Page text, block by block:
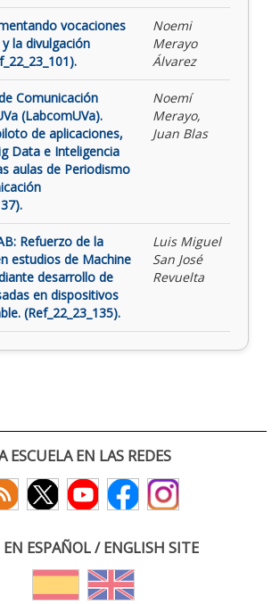
vocaciones
la divulgación
Noemi
Merayo
Álvarez
Comunicación
(LabcomUVa).
de aplicaciones,
Data e Inteligencia
aulas de Periodismo
Noemí
Merayo,
Juan Blas
Refuerzo de la
estudios de Machine
desarrollo de
en dispositivos
(Ref_22_23_135).
Luis Miguel
San José
Revuelta
ESCUELA EN LAS REDES
ESPAÑOL / ENGLISH SITE